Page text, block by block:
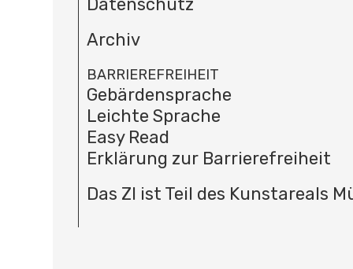
Archiv
BARRIEREFREIHEIT
Gebärdensprache
Leichte Sprache
Easy Read
Erklärung zur Barrierefreiheit
Das ZI ist Teil des Kunstareals